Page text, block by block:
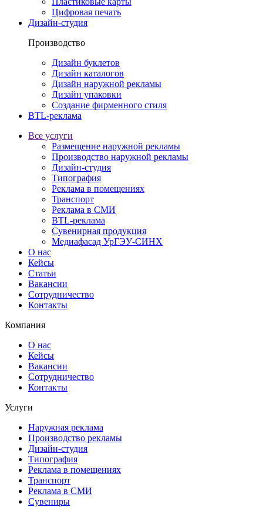
Цифровая печать
Дизайн-студия
Производство
Дизайн буклетов
Дизайн каталогов
Дизайн наружной рекламы
Дизайн упаковки
Создание фирменного стиля
BTL-реклама
Все услуги
Размещение наружной рекламы
Производство наружной рекламы
Дизайн-студия
Типография
Реклама в помещениях
Транспорт
Реклама в СМИ
BTL-реклама
Сувенирная продукция
Медиафасад УрГЭУ-СИНХ
О нас
Кейсы
Статьи
Вакансии
Сотрудничество
Контакты
Компания
О нас
Кейсы
Вакансии
Сотрудничество
Контакты
Услуги
Наружная реклама
Производство рекламы
Дизайн-студия
Типография
Реклама в помещениях
Транспорт
Реклама в СМИ
Сувениры